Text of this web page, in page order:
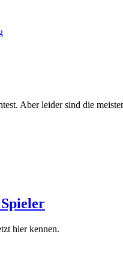
Aber leider sind die
hier kennen.